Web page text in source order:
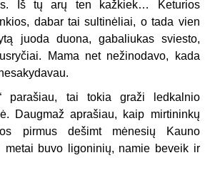
Iš tų arų ten kažkiek… Keturios
dabar tai sultinėliai, o tada vien
juoda duona, gabaliukas sviesto,
Mama net nežinodavo, kada
parašiau, tai tokia graži ledkalnio
Daugmaž aprašiau, kaip mirtininkų
pirmus dešimt mėnesių Kauno
buvo ligoninių, namie beveik ir